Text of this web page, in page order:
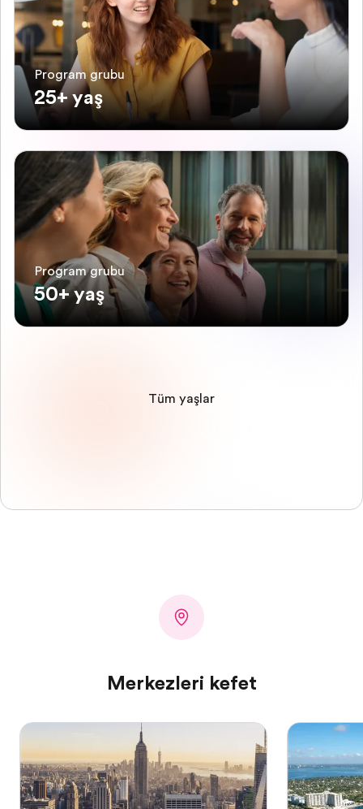
Program grubu
25+ yaş
Program grubu
50+ yaş
Tüm yaşlar
Merkezleri keşfet